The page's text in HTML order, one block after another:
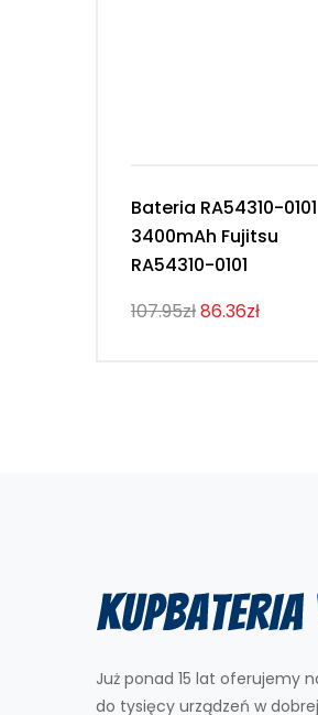
Bateria RA54310-0101
3400mAh Fujitsu
RA54310-0101
107.95zł86.36zł
Już ponad 15 lat oferujemy
do tysięcy urządzeń w